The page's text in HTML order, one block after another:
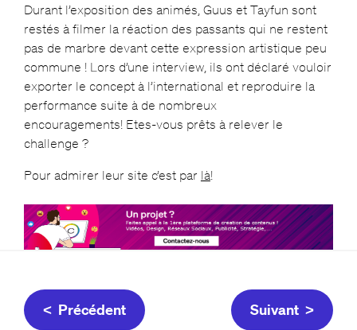
Durant l’exposition des animés, Guus et Tayfun sont
restés à filmer la réaction des passants qui ne restent
pas de marbre devant cette expression artistique peu
commune ! Lors d’une interview, ils ont déclaré vouloir
exporter le concept à l’international et reproduire la
performance suite à de nombreux
encouragements! Etes-vous prêts à relever le
challenge ?
Pour admirer leur site c’est par là!
< Précédent Suivant >